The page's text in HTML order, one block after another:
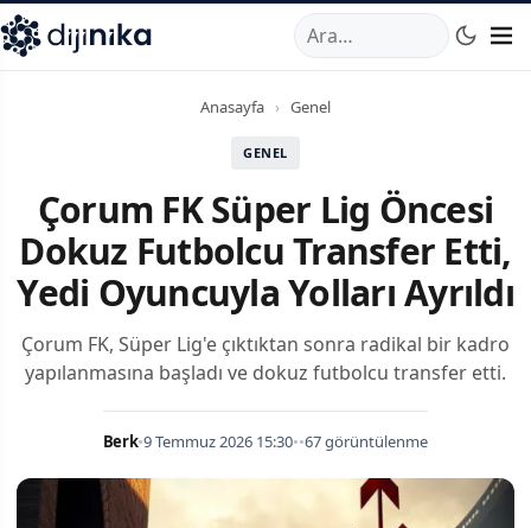
,Marmara Mahallesi,Beylikdüzü34520TRTelefon:0850
Anasayfa › Genel
GENEL
Çorum FK Süper Lig Öncesi
Dokuz Futbolcu Transfer Etti,
Yedi Oyuncuyla Yolları Ayrıldı
Çorum FK, Süper Lig'e çıktıktan sonra radikal bir kadro
yapılanmasına başladı ve dokuz futbolcu transfer etti.
Berk•9 Temmuz 2026 15:30••67 görüntülenme